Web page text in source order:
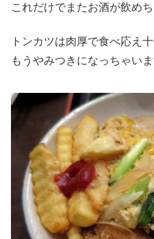
これだけでまたお酒が飲めち
トンカツは肉厚で食べ応え十
もうやみつきになっちゃい